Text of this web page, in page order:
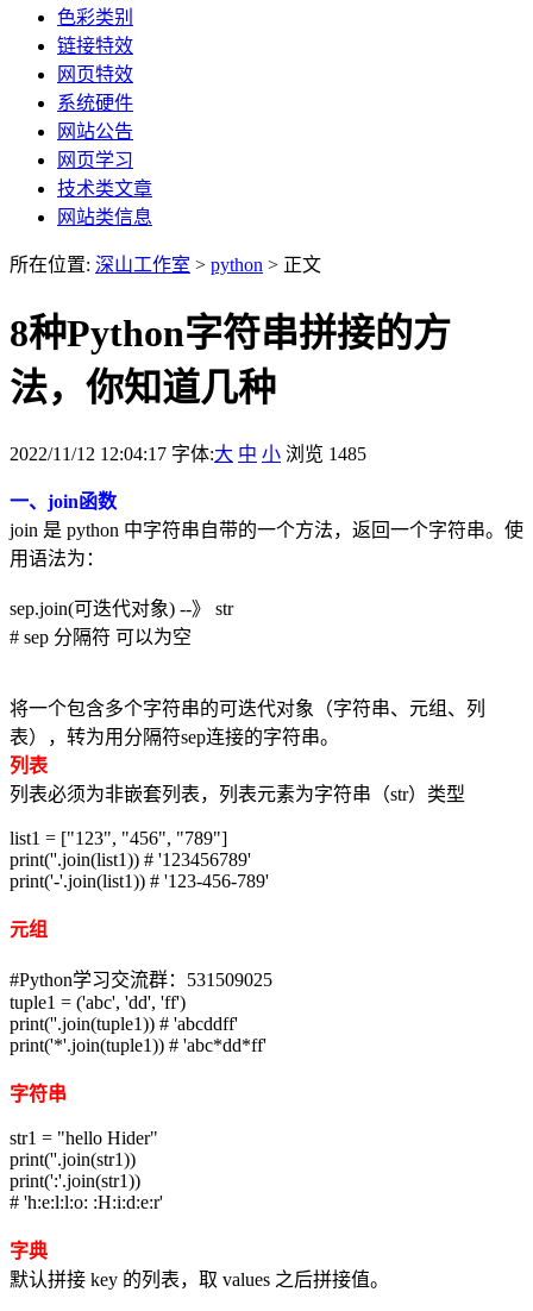
色彩类别
链接特效
网页特效
系统硬件
网站公告
网页学习
技术类文章
网站类信息
所在位置: 深山工作室 > python > 正文
8种Python字符串拼接的方
法，你知道几种
2022/11/12 12:04:17 字体:大 中 小 浏览 1485
一、join函数
join 是 python 中字符串自带的一个方法，返回一个字符串。使
用语法为：
sep.join(可迭代对象) --》 str
# sep 分隔符 可以为空
将一个包含多个字符串的可迭代对象（字符串、元组、列
表），转为用分隔符sep连接的字符串。
列表
列表必须为非嵌套列表，列表元素为字符串（str）类型
list1 = ["123", "456", "789"]
print(''.join(list1)) # '123456789'
print('-'.join(list1)) # '123-456-789'
元组
#Python学习交流群：531509025
tuple1 = ('abc', 'dd', 'ff')
print(''.join(tuple1)) # 'abcddff'
print('*'.join(tuple1)) # 'abc*dd*ff'
字符串
str1 = "hello Hider"
print(''.join(str1))
print(':'.join(str1))
# 'h:e:l:l:o: :H:i:d:e:r'
字典
默认拼接 key 的列表，取 values 之后拼接值。